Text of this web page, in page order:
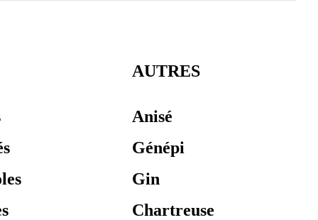
AUTRES
Anisé
Génépi
Gin
Chartreuse